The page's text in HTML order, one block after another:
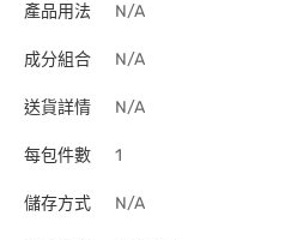
產品用法 N/A
成分組合 N/A
送貨詳情 N/A
每包件數 1
儲存方式 N/A